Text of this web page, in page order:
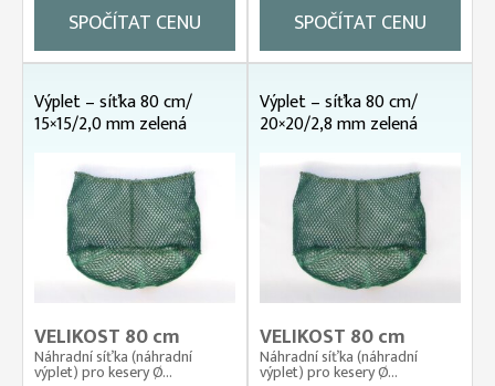
SPOČÍTAT CENU
SPOČÍTAT CENU
Výplet – síťka 80 cm/
15×15/2,0 mm zelená
VELIKOST 80 cm
Náhradní síťka (náhradní
výplet) pro kesery Ø...
Výplet – síťka 80 cm/
20×20/2,8 mm zelená
VELIKOST 80 cm
Náhradní síťka (náhradní
výplet) pro kesery Ø...